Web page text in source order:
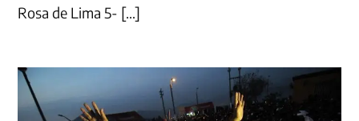
Rosa de Lima 5- […]